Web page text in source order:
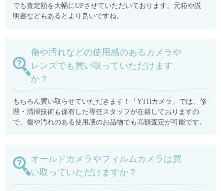
でも査定額を大幅にUPさせていただいております。元箱や説
明書などもあるとより良いですね。
傷や汚れなどの使用感のあるカメラや
レンズでも買い取っていただけます
か？
もちろん買い取らせていただきます！「YTHカメラ」では、修
理・清掃技術も保有した専任スタッフが在籍しておりますの
で、傷や汚れのある使用感のお品物でも高額査定が可能です。
オールドカメラやフィルムカメラは買
い取っていただけますか？